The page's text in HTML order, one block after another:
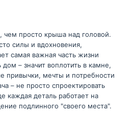
чем просто крыша над головой.
силы и вдохновения,
самая важная часть жизни
– значит воплотить в камне,
привычки, мечты и потребности
– не просто спроектировать
каждая деталь работает на
подлинного "своего места".